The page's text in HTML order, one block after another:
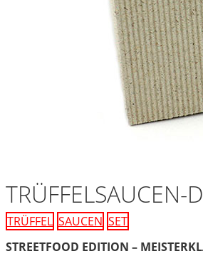
TRÜFFELSAUCEN-
TRÜFFEL SAUCEN SET
STREETFOOD EDITION –